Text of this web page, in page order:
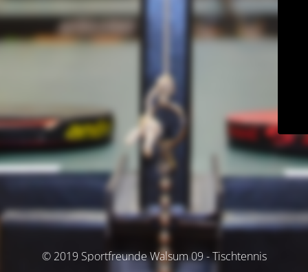
© 2019 Sportfreunde Walsum 09 - Tischtennis